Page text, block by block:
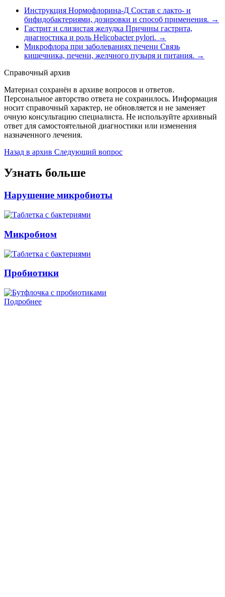
Инструкция Нормофлорина-Д Состав с лакто- и
бифидобактериями, дозировки и способ применения. →
Гастрит и слизистая желудка Причины гастрита,
диагностика и роль Helicobacter pylori. →
Микрофлора при заболеваниях печени Связь
кишечника, печени, желчного пузыря и питания. →
Справочный архив
Материал сохранён в архиве вопросов и ответов.
Персональное авторство ответа не сохранилось. Информация
носит справочный характер, не обновляется и не заменяет
очную консультацию специалиста. Не используйте архивный
ответ для самостоятельной диагностики или изменения
назначенного лечения.
Назад в архив Следующий вопрос
Узнать больше
Нарушение микробиоты
Микробиом
Пробиотики
Подробнее